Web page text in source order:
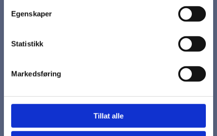
Egenskaper
Statistikk
Markedsføring
Tillat alle
Ideell ved håndtering av varme objekter i glass/stålfabrikasjon,og
Gir meget god varmebeskyttelse, også mot konvektiv varme,
ogbeskytter opp mot 250 °C over kortere tid.
Høy beskyttelse mot kutt (skarpe kanter).